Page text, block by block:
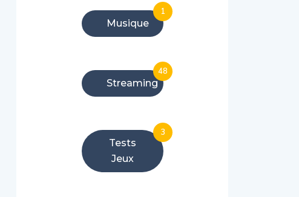
Musique
1
Streaming
48
Tests
Jeux
3